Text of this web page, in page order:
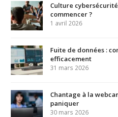
Culture
commencer ?
1 avril 2026
Fuite de données :
efficacement
31 mars 2026
Chantage à la
paniquer
30 mars 2026